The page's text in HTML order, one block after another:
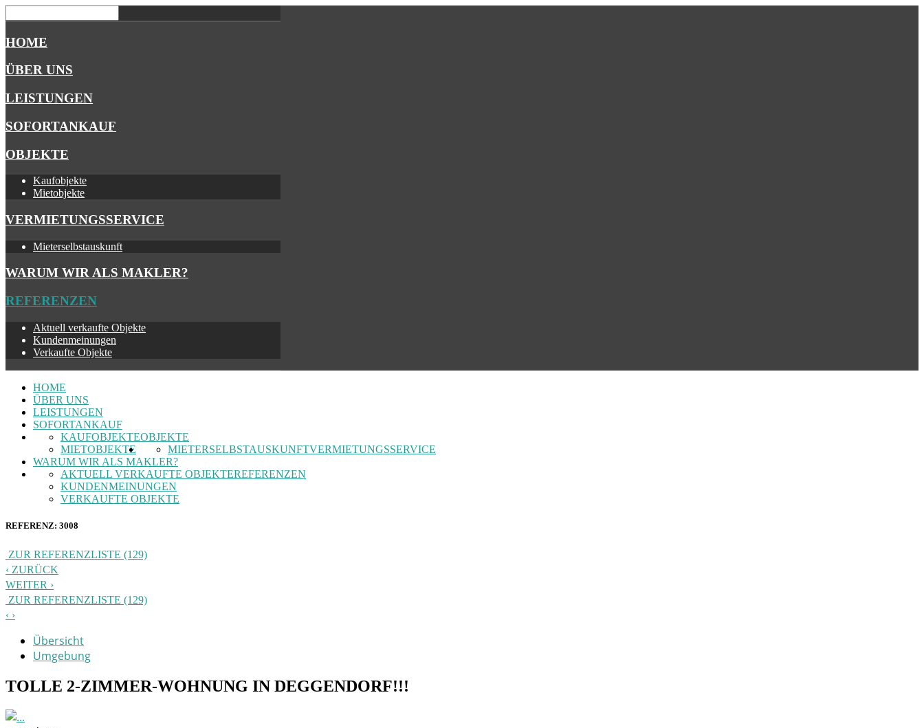
HOME
ÜBER UNS
LEISTUNGEN
SOFORTANKAUF
OBJEKTE
Kaufobjekte
Mietobjekte
VERMIETUNGSSERVICE
Mieterselbstauskunft
WARUM WIR ALS MAKLER?
REFERENZEN
Aktuell verkaufte Objekte
Kundenmeinungen
Verkaufte Objekte
HOME
ÜBER UNS
LEISTUNGEN
SOFORTANKAUF
OBJEKTE
KAUFOBJEKTE
MIETOBJEKTE
VERMIETUNGSSERVICE
MIETERSELBSTAUSKUNFT
WARUM WIR ALS MAKLER?
REFERENZEN
AKTUELL VERKAUFTE OBJEKTE
KUNDENMEINUNGEN
VERKAUFTE OBJEKTE
REFERENZ: 3008
ZUR REFERENZLISTE (129)
ZURÜCK
WEITER
ZUR REFERENZLISTE (129)
Übersicht
Umgebung
TOLLE 2-ZIMMER-WOHNUNG IN DEGGENDORF!!!